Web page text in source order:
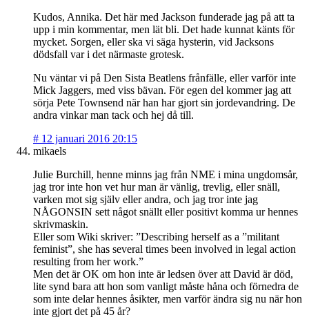
Kudos, Annika. Det här med Jackson funderade jag på att ta
upp i min kommentar, men lät bli. Det hade kunnat känts för
mycket. Sorgen, eller ska vi säga hysterin, vid Jacksons
dödsfall var i det närmaste grotesk.
Nu väntar vi på Den Sista Beatlens frånfälle, eller varför inte
Mick Jaggers, med viss bävan. För egen del kommer jag att
sörja Pete Townsend när han har gjort sin jordevandring. De
andra vinkar man tack och hej då till.
# 12 januari 2016 20:15
mikaels
Julie Burchill, henne minns jag från NME i mina ungdomsår,
jag tror inte hon vet hur man är vänlig, trevlig, eller snäll,
varken mot sig själv eller andra, och jag tror inte jag
NÅGONSIN sett något snällt eller positivt komma ur hennes
skrivmaskin.
Eller som Wiki skriver: ”Describing herself as a ”militant
feminist”, she has several times been involved in legal action
resulting from her work.”
Men det är OK om hon inte är ledsen över att David är död,
lite synd bara att hon som vanligt måste håna och förnedra de
som inte delar hennes åsikter, men varför ändra sig nu när hon
inte gjort det på 45 år?